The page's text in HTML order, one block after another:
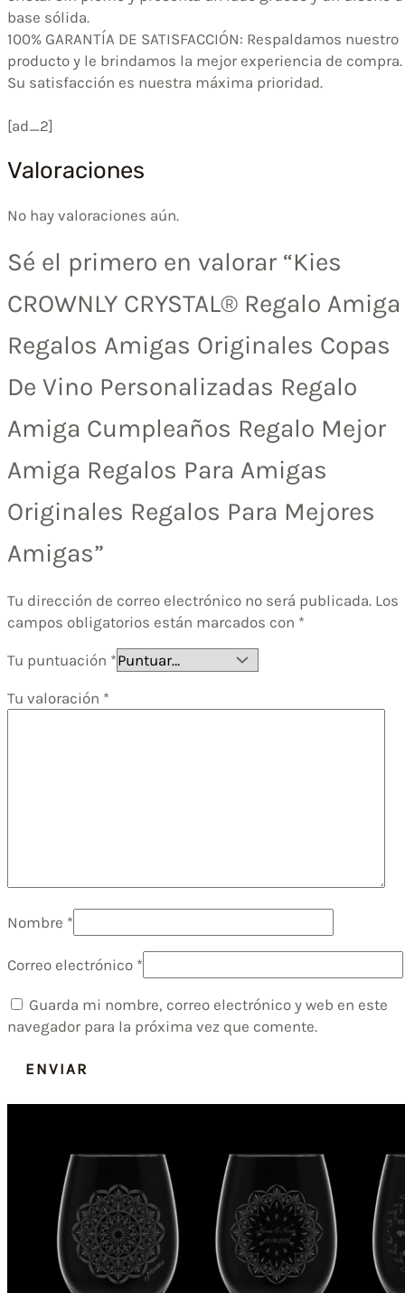
base sólida.
100% GARANTÍA DE SATISFACCIÓN: Respaldamos nuestro
producto y le brindamos la mejor experiencia de compra.
Su satisfacción es nuestra máxima prioridad.
[ad_2]
Valoraciones
No hay valoraciones aún.
Sé el primero en valorar “Kies
CROWNLY CRYSTAL® Regalo Amiga
Regalos Amigas Originales Copas
De Vino Personalizadas Regalo
Amiga Cumpleaños Regalo Mejor
Amiga Regalos Para Amigas
Originales Regalos Para Mejores
Amigas”
Tu dirección de correo electrónico no será publicada. Los
campos obligatorios están marcados con *
Tu puntuación *
Tu valoración *
Nombre *
Correo electrónico *
Guarda mi nombre, correo electrónico y web en este
navegador para la próxima vez que comente.